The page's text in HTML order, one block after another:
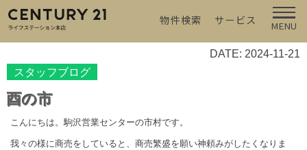
物件検索 サービス MENU
DATE: 2024-11-21
スタッフブログ
酉の市
こんにちは。駒沢営業センターの市村です。
我々の様に商売をしていると、商売繁盛を願い神頼みがしたくなりま